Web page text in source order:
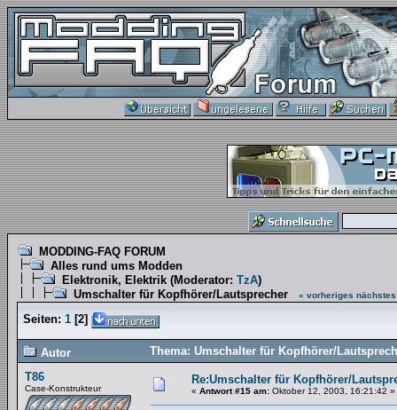
MODDING-FAQ FORUM
Alles rund ums Modden
Elektronik, Elektrik (Moderator: TzA)
Umschalter für Kopfhörer/Lautsprecher
« vorheriges
Seiten: 1 [2]
Autor
Thema: Umschalter für Kopfhörer/
T86
Case-Konstrukteur
Re:Umschalter für Kopfhörer/
« Antwort #15 am: Oktober 12, 2003, 16:21:42 »